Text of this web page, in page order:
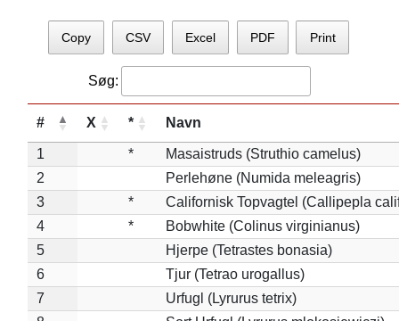
Copy CSV Excel PDF Print
Søg:
# X * Navn
1 *
Masaistruds (Struthio camelus)
2
Perlehøne (Numida meleagris)
3
*
Californisk Topvagtel (Callipepla
4
*
Bobwhite (Colinus virginianus)
5
Hjerpe (Tetrastes bonasia)
6
Tjur (Tetrao urogallus)
7
Urfugl (Lyrurus tetrix)